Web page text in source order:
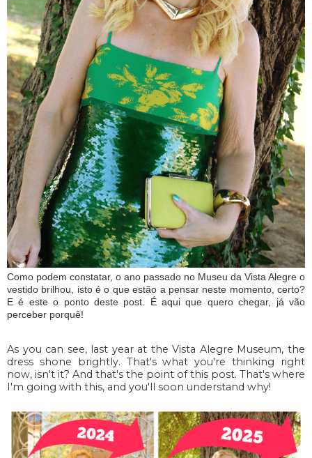
Como podem constatar, o ano passado no Museu da Vista Alegre o
vestido brilhou, isto é o que estão a pensar neste momento, certo?
E é este o ponto deste post. É aqui que quero chegar, já vão
perceber porquê!
As you can see, last year at the Vista Alegre Museum, the
dress shone brightly. That's what you're thinking right
now, isn't it? And that's the point of this post. That's where
I'm going with this, and you'll soon understand why!